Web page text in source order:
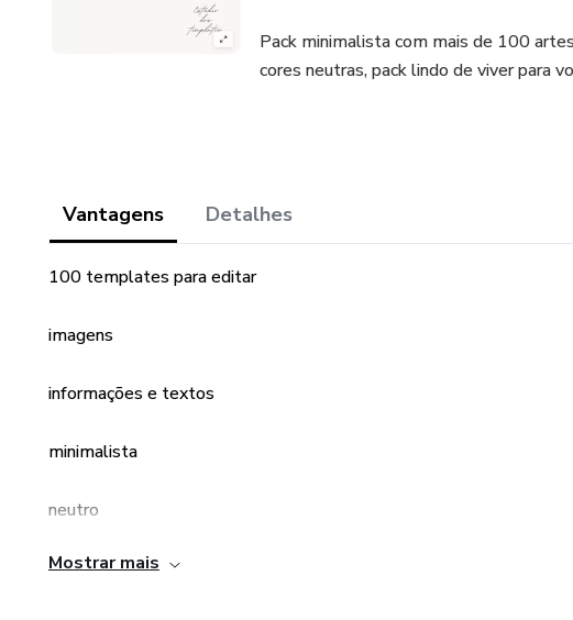
Pack minimalista com mais de 100
cores neutras, pack lindo de viver para
Vantagens Detalhes
100 templates para editar
imagens
informações e textos
minimalista
neutro
para qualquer feed
Mostrar mais